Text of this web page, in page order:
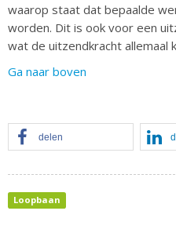
waarop staat dat bepaalde
worden. Dit is ook voor een
wat de uitzendkracht allemaal
Ga naar boven
delen
Loopbaan